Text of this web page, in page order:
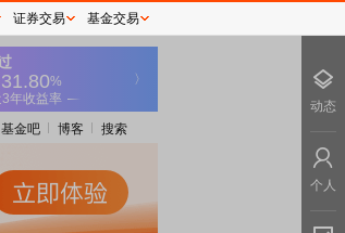
基金吧 博客 搜索
证券交易 基金交易
动态
个人